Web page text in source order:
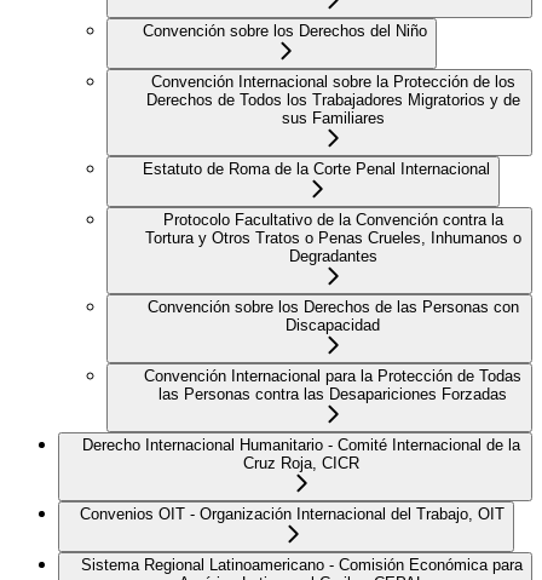
Convención sobre los Derechos del Niño
Convención Internacional sobre la Protección de los
Derechos de Todos los Trabajadores Migratorios y de
sus Familiares
Estatuto de Roma de la Corte Penal Internacional
Protocolo Facultativo de la Convención contra la
Tortura y Otros Tratos o Penas Crueles, Inhumanos o
Degradantes
Convención sobre los Derechos de las Personas con
Discapacidad
Convención Internacional para la Protección de Todas
las Personas contra las Desapariciones Forzadas
Derecho Internacional Humanitario - Comité Internacional de la
Cruz Roja, CICR
Convenios OIT - Organización Internacional del Trabajo, OIT
Sistema Regional Latinoamericano - Comisión Económica para